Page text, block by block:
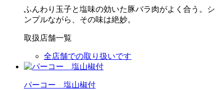
ふんわり玉子と塩味の効いた豚バラ肉がよく合う。シ
ンプルながら、その味は絶妙。
取扱店舗一覧
全店舗での取り扱いです
パーコー 塩山椒付